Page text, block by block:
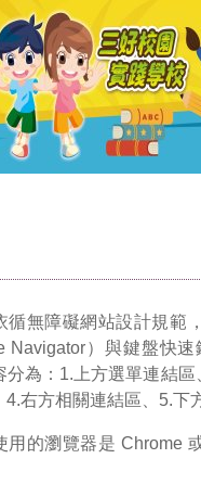
循無障礙網站設計規範
Navigator）與鍵盤快
分為：1.上方選單連結
右方相關連結區、5.下
用的瀏覽器是 Chrome